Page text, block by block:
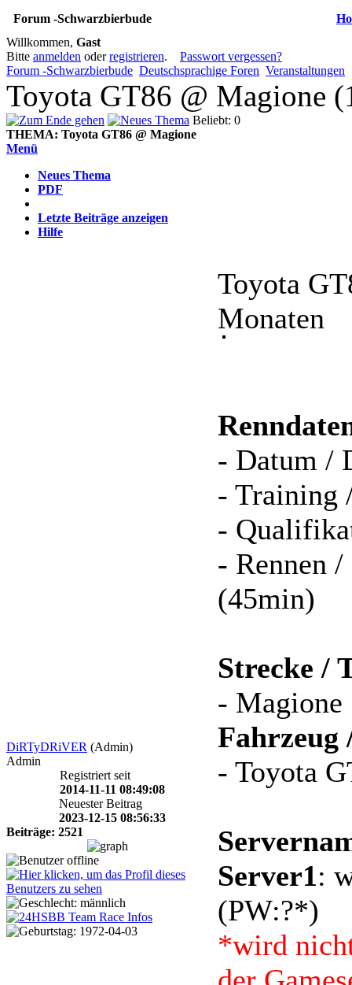
Forum -Schwarzbierbude
Willkommen, Gast
Bitte anmelden oderregistrieren. Passwort vergessen?
Forum -Schwarzbierbude Deutschsprachige Foren Veranstaltungen
Toyota GT86 @ Magione
Beliebt: 0
THEMA: Toyota GT86 @ Magione
Menü
Neues Thema
PDF
Letzte Beiträge anzeigen
Hilfe
DiRTyDRiVER (Admin)
Admin
Registriert seit
2014-11-11 08:49:08
Neuester Beitrag
2023-12-15 08:56:33
Beiträge: 2521
Toyota
Monaten
- Datum /
- Training
-
- Rennen
(45min)
Strecke /
- Magione
Fahrzeug
- Toyota
Server1:
(PW:?*)
*wird